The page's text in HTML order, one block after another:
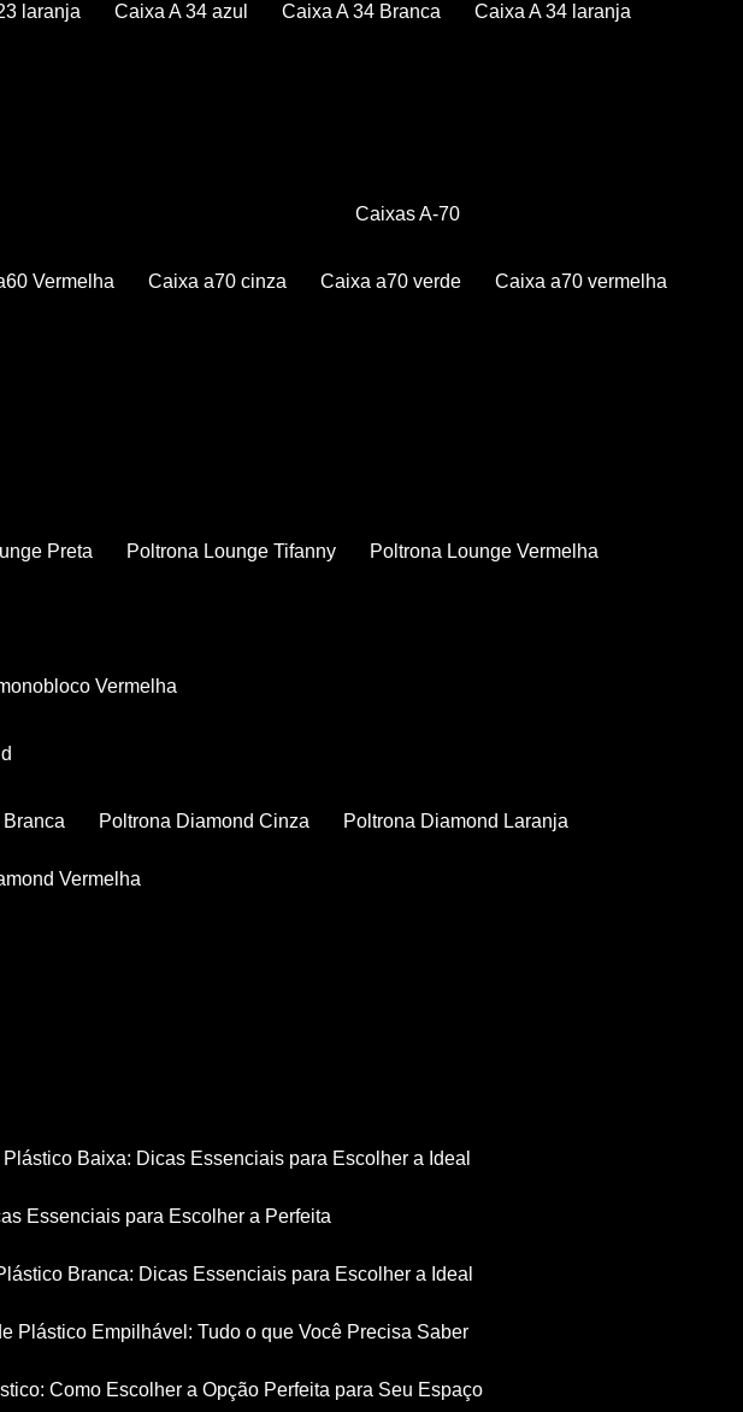
laranja Caixa A 34 azul Caixa A 34 Branca Caixa A 34 laranja
Vermelha
Caixas A-70
Caixa a70 cinza Caixa a70 verde Caixa a70 vermelha
Preta Poltrona Lounge Tifanny Poltrona Lounge Vermelha
monobloco Vermelha
Branca Poltrona Diamond Cinza Poltrona Diamond Laranja
Vermelha
Plástico Baixa: Dicas Essenciais para Escolher a Ideal
Essenciais para Escolher a Perfeita
Branca: Dicas Essenciais para Escolher a Ideal
Plástico Empilhável: Tudo o que Você Precisa Saber
Como Escolher a Opção Perfeita para Seu Espaço